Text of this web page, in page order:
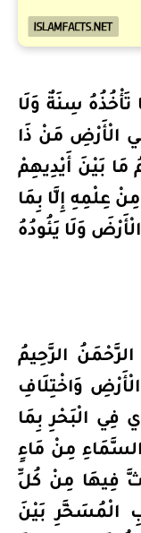
تَأْخُذُهُ سِنَةٌ وَلَا
الْأَرْضِ مَنْ ذَا
مَا بَيْنَ أَيْدِيهِمْ
عِلْمِهِ إِلَّا بِمَا
وَلَا يَئُودُهُ
الرَّحْمَنُ الرَّحِيمُ
وَاخْتِلَافِ
فِي الْبَحْرِ بِمَا
مِنْ مَاءٍ
فِيهَا مِنْ كُلِّ
الْمُسَخَّرِ بَيْنَ